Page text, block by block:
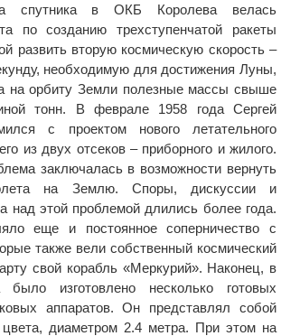
спутника в ОКБ Королева велась
по созданию трехступенчатой ракеты
развить вторую космическую скорость –
необходимую для достижения Луны,
на орбиту Земли полезные массы свыше
тонн. В феврале 1958 года Сергей
с проектом нового летательного
из двух отсеков – приборного и жилого.
заключалась в возможности вернуть
на Землю. Споры, дискуссии и
над этой проблемой длились более года.
еще и постоянное соперничество с
также вели собственный космический
свой корабль «Меркурий». Наконец, в
изготовлено несколько готовых
аппаратов. Он представлял собой
цвета, диаметром 2.4 метра. При этом на